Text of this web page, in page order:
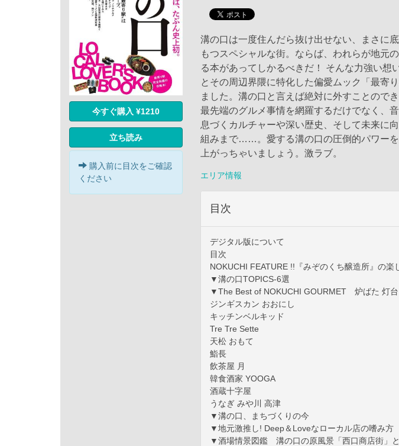
今すぐ購入 ¥1210
立ち読み
購入前に目次をご確認
ください
溝の口は一度住んだら抜け出せない、まさに
もつスペシャルな街。ならば、われらが地元
る本があってしかるべきだ！ そんな力強い想
とその周辺界隈に特化した偏愛ムック「最寄
ました。溝の口と言えば絶対に外すことので
最先端のグルメ事情を網羅するだけでなく、
息づくカルチャーや深い歴史、そして未来に
組みまで……。愛する溝の口の圧倒的パワーを
上がっちゃいましょう。激ラブ。
エリア情報
目次
デジタル版について
目次
NOKUCHI FEATURE !!『みぞのくち醸造所』の楽
▼溝の口TOPICS-6選
▼The Best of NOKUCHI GOURMET 炉ばた 灯台
ジンギスカン おおにし
キッチンベルキッド
Tre Tre Sette
天松 おもて
鮨長
飲茶屋 月
韓食酒家 YOOGA
酒蔵十字屋
うなぎ みや川 高津
▼溝の口、まちづくりの今
▼地元激推し! Deep＆Loveなローカル店の嗜み方
▼酒場情景図鑑 溝の口の原風景「西口商店街」